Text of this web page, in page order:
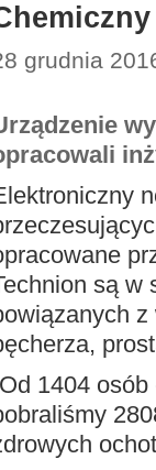
grudnia
są w
z
1404